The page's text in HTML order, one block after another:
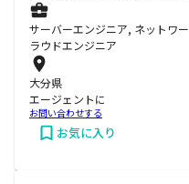
サーバーエンジニア, ネットワ
ラウドエンジニア
大分県
エージェントに
お問い合わせする
お気に入り